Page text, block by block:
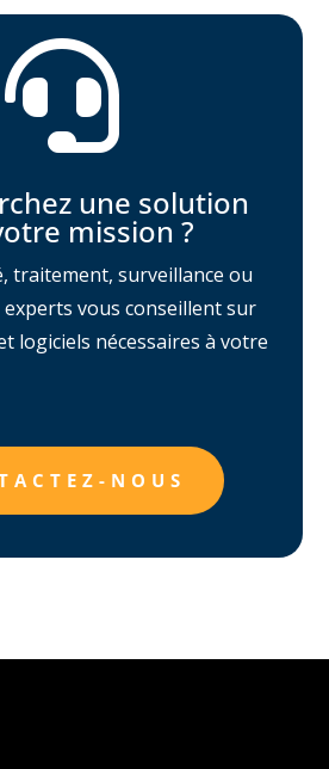

une solution
mission ?
traitement, surveillance ou
experts vous conseillent sur
logiciels nécessaires à votre
NOUS